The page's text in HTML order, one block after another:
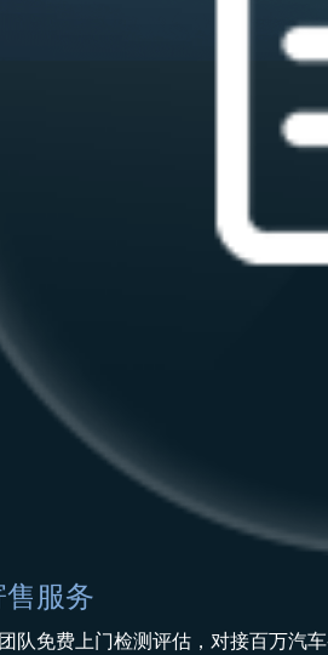
服务
队免费上门检测评估，对接百万汽